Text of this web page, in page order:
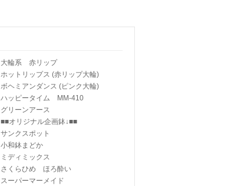
大輪系 赤リップ
ホットリップス (赤リップ大輪)
ボヘミアンダンス (ピンク大輪)
ハッピータイム MM-410
グリーンアース
■■オリジナル企画鉢↓■■
サンクスポット
小和鉢まどか
ミディミックス
さくらひめ ほろ酔い
スーパーマーメイド